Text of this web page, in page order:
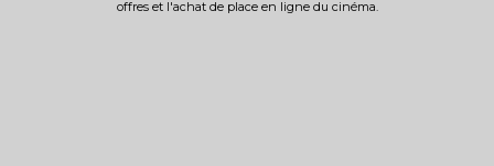
offres et l'achat de place en ligne du cinéma.